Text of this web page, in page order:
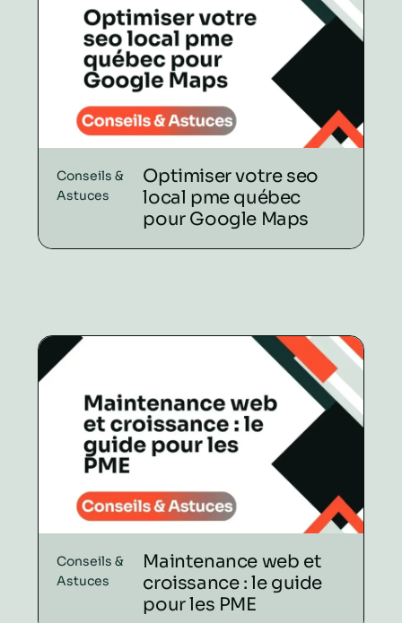
Conseils &
Astuces
Optimiser votre seo
local pme québec
pour Google Maps
Conseils &
Astuces
Maintenance web et
croissance : le guide
pour les PME